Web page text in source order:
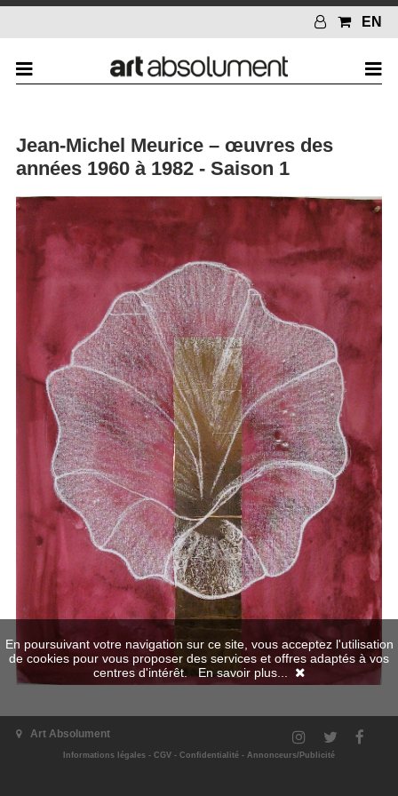
EN
Jean-Michel Meurice – œuvres des
années 1960 à 1982 - Saison 1
Art Absolument
Informations légales - CGV - Confidentialité - Annonceurs/Publicité
En poursuivant votre navigation sur ce site, vous acceptez l'utilisation
de cookies pour vous proposer des services et offres adaptés à vos
centres d'intérêt.En savoir plus...